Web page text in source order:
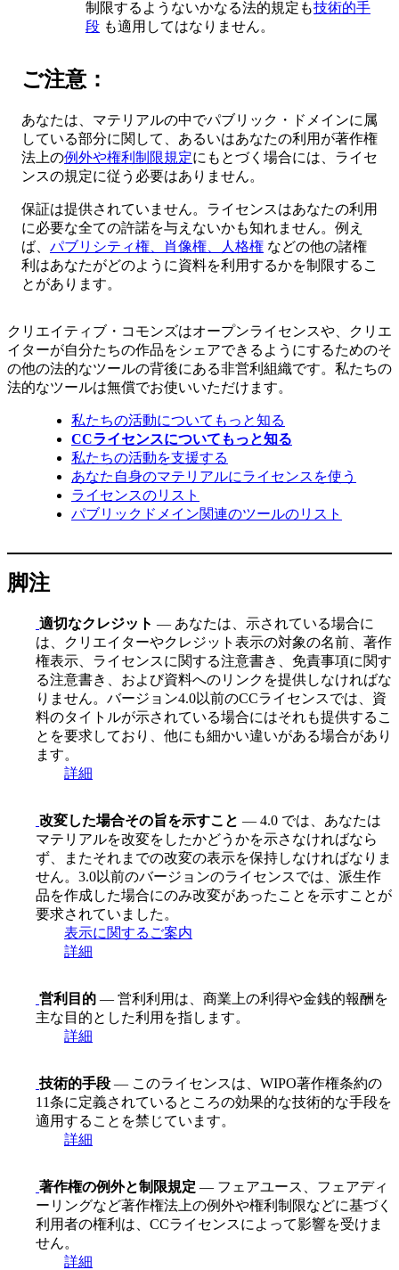
制限するようないかなる法的規定も技術的手
段 も適用してはなりません。
ご注意：
あなたは、マテリアルの中でパブリック・ドメインに属
している部分に関して、あるいはあなたの利用が著作権
法上の例外や権利制限規定にもとづく場合には、ライセ
ンスの規定に従う必要はありません。
保証は提供されていません。ライセンスはあなたの利用
に必要な全ての許諾を与えないかも知れません。例え
ば、 パブリシティ権、肖像権、人格権 などの他の諸権
利はあなたがどのように資料を利用するかを制限するこ
とがあります。
クリエイティブ・コモンズはオープンライセンスや、クリエ
イターが自分たちの作品をシェアできるようにするためのそ
の他の法的なツールの背後にある非営利組織です。私たちの
法的なツールは無償でお使いいただけます。
私たちの活動についてもっと知る
CCライセンスについてもっと知る
私たちの活動を支援する
あなた自身のマテリアルにライセンスを使う
ライセンスのリスト
パブリックドメイン関連のツールのリスト
脚注
適切なクレジット — あなたは、示されている場合に
は、クリエイターやクレジット表示の対象の名前、著作
権表示、ライセンスに関する注意書き、免責事項に関す
る注意書き、および資料へのリンクを提供しなければな
りません。バージョン4.0以前のCCライセンスでは、資
料のタイトルが示されている場合にはそれも提供するこ
とを要求しており、他にも細かい違いがある場合があり
ます。
詳細
改変した場合その旨を示すこと — 4.0 では、あなたは
マテリアルを改変をしたかどうかを示さなければなら
ず、またそれまでの改変の表示を保持しなければなりま
せん。3.0以前のバージョンのライセンスでは、派生作
品を作成した場合にのみ改変があったことを示すことが
要求されていました。
表示に関するご案内
詳細
営利目的 — 営利利用は、商業上の利得や金銭的報酬を
主な目的とした利用を指します。
詳細
技術的手段 — このライセンスは、WIPO著作権条約の
11条に定義されているところの効果的な技術的な手段を
適用することを禁じています。
詳細
著作権の例外と制限規定 — フェアユース、フェアディ
ーリングなど著作権法上の例外や権利制限などに基づく
利用者の権利は、CCライセンスによって影響を受けま
せん。
詳細